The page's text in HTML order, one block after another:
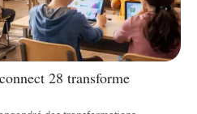
28 transforme